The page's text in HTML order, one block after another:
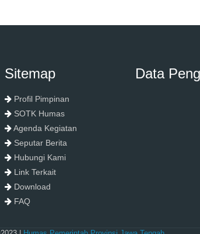
Sitemap
Profil Pimpinan
SOTK Humas
Agenda Kegiatan
Seputar Berita
Hubungi Kami
Link Terkait
Download
FAQ
Data